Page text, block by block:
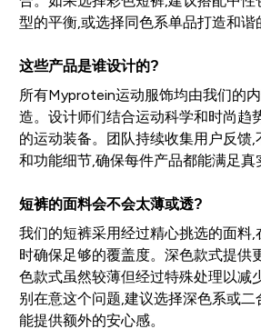
型的平衡,或选择同色系单品打造和谐
这些产品是谁设计的?
所有Myprotein运动服饰均由我们的
造。设计师们结合运动科学和时尚趋
的运动装备。团队持续收集用户反馈
和功能细节,确保每件产品都能满足真
短裤的面料会不会太薄或透?
我们的短裤采用经过精心挑选的面料,
时确保足够的覆盖度。深色款式提供
色款式虽然较薄但经过特殊处理以减
别在意这个问题,建议选择深色系或二
能提供额外的安心感。